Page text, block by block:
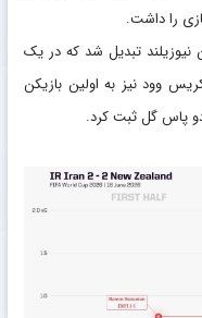
را داشت.
نیوزیلند تبدیل شد که در یک
وود نیز به اولین بازیکن
پاس گل ثبت کرد.